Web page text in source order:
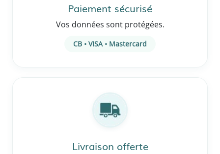
Paiement sécurisé
Vos données sont protégées.
CB • VISA • Mastercard
Livraison offerte